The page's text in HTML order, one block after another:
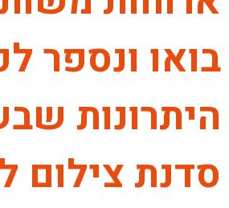
בואו ונספר
היתרונות
סדנת צילום